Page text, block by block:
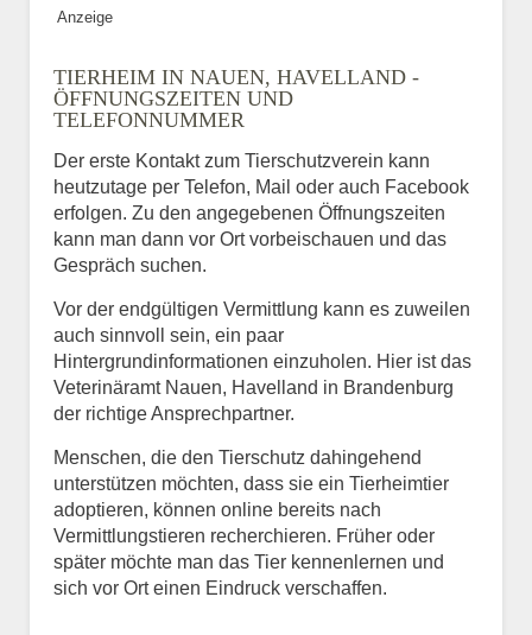
Anzeige
TIERHEIM IN NAUEN, HAVELLAND -
ÖFFNUNGSZEITEN UND
TELEFONNUMMER
Der erste Kontakt zum Tierschutzverein kann
heutzutage per Telefon, Mail oder auch Facebook
erfolgen. Zu den angegebenen Öffnungszeiten
kann man dann vor Ort vorbeischauen und das
Gespräch suchen.
Vor der endgültigen Vermittlung kann es zuweilen
auch sinnvoll sein, ein paar
Hintergrundinformationen einzuholen. Hier ist das
Veterinäramt Nauen, Havelland in Brandenburg
der richtige Ansprechpartner.
Menschen, die den Tierschutz dahingehend
unterstützen möchten, dass sie ein Tierheimtier
adoptieren, können online bereits nach
Vermittlungstieren recherchieren. Früher oder
später möchte man das Tier kennenlernen und
sich vor Ort einen Eindruck verschaffen.